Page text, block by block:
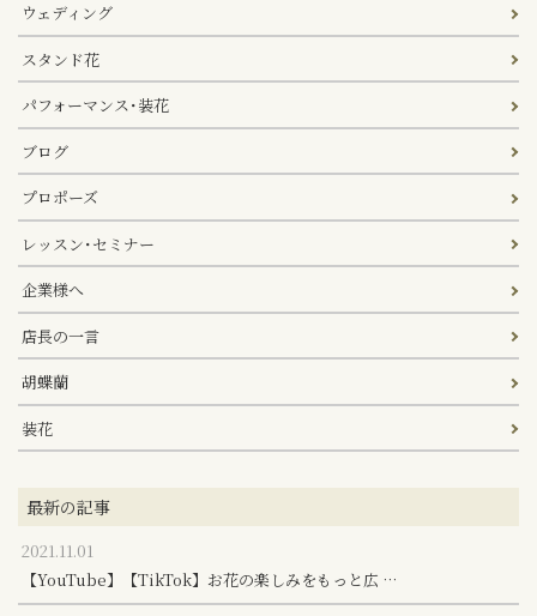
ウェディング
スタンド花
パフォーマンス･装花
ブログ
プロポーズ
レッスン･セミナー
企業様へ
店長の一言
胡蝶蘭
装花
最新の記事
2021.11.01
【YouTube】【TikTok】お花の楽しみをもっと広 …